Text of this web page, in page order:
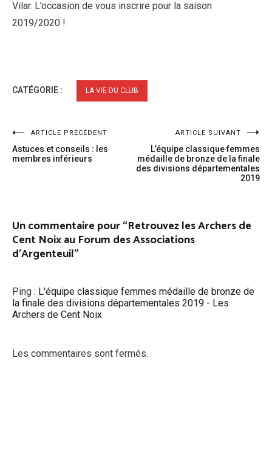
Vilar. L’occasion de vous inscrire pour la saison
2019/2020 !
CATÉGORIE : LA VIE DU CLUB
ARTICLE PRÉCÉDENT
Astuces et conseils : les
membres inférieurs
ARTICLE SUIVANT
L’équipe classique femmes
médaille de bronze de la finale
des divisions départementales
2019
Un commentaire pour “Retrouvez les Archers de
Cent Noix au Forum des Associations
d’Argenteuil”
Ping : L'équipe classique femmes médaille de bronze de
la finale des divisions départementales 2019 - Les
Archers de Cent Noix
Les commentaires sont fermés.